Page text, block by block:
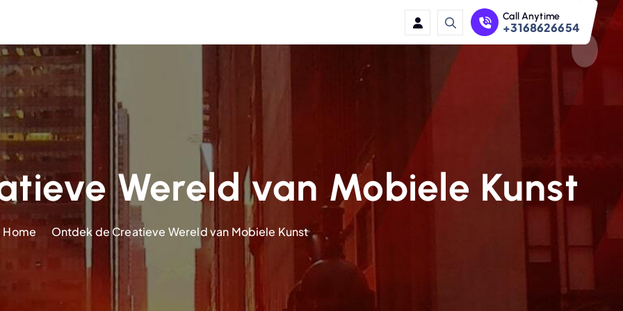
Call Anytime
+3168626654
Wereld van Mobiele Kunst
Home Ontdek de Creatieve Wereld van Mobiele Kunst